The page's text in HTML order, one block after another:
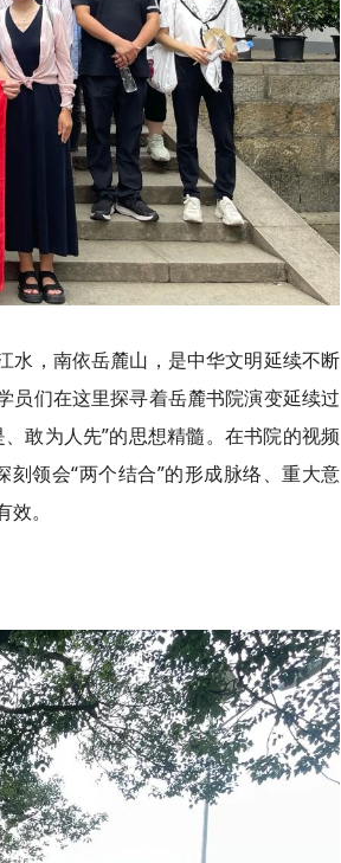
水，南依岳麓山，是中华文明延续不断
员们在这里探寻着岳麓书院演变延续过
敢为人先”的思想精髓。在书院的视频
领会“两个结合”的形成脉络、重大意
。